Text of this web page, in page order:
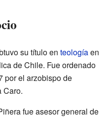
su título en teologíaen
de Chile. Fue ordenado
por el arzobispo de
Caro.
fue asesor general de